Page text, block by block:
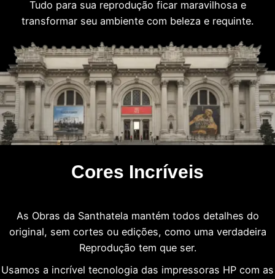
Tudo para sua reprodução ficar maravilhosa e
transformar seu ambiente com beleza e requinte.
Cores Incríveis
As Obras da Santhatela mantém todos detalhes do
original, sem cortes ou edições, como uma verdadeira
Reprodução tem que ser.
Usamos a incrível tecnologia das impressoras HP com as